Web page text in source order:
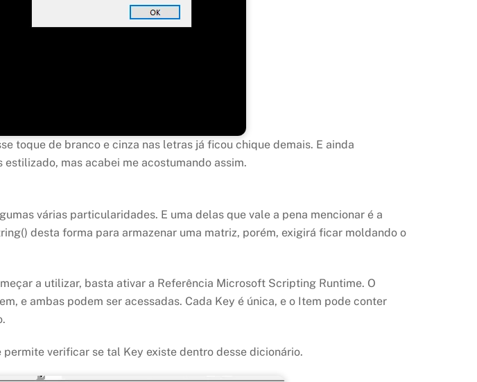
toque de branco e cinza nas letras já ficou chique demais. E ainda
mas acabei me acostumando assim.
várias particularidades. E uma delas que vale a pena mencionar é a
desta forma para armazenar uma matriz, porém, exigirá ficar moldando o
a utilizar, basta ativar a Referência Microsoft Scripting Runtime. O
e ambas podem ser acessadas. Cada Key é única, e o Item pode conter
verificar se tal Key existe dentro desse dicionário.